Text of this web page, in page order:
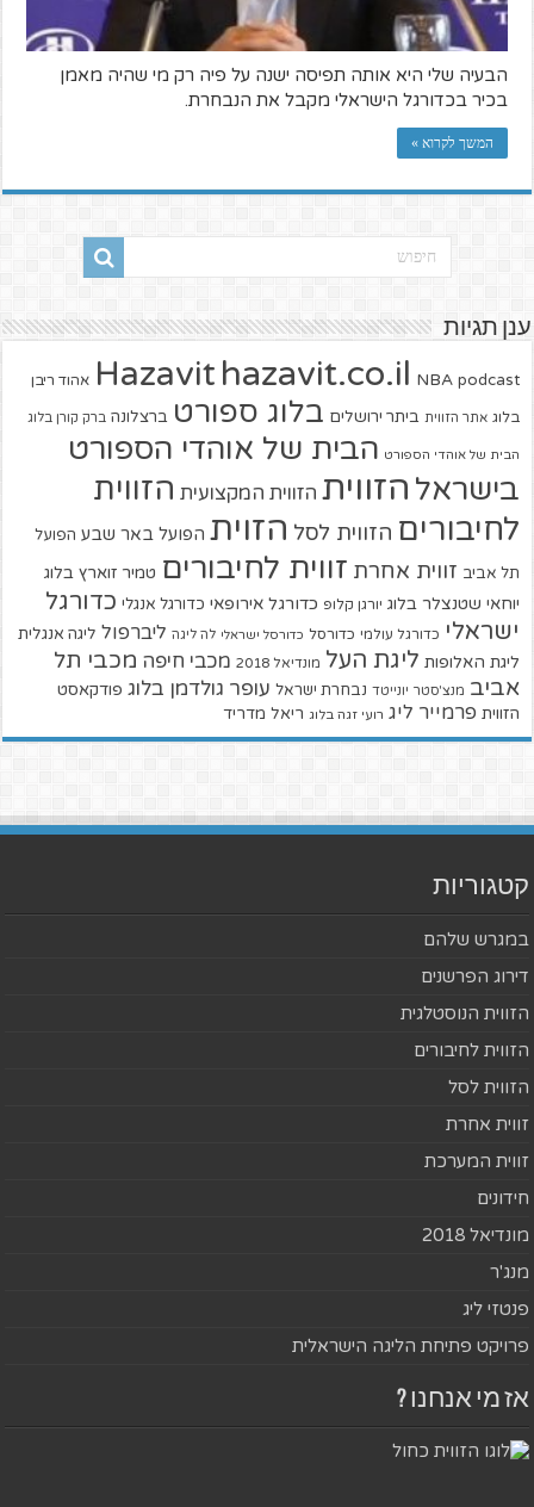
הבעיה שלי היא אותה תפיסה ישנה על פיה רק מי שהיה מאמן
בכיר בכדורגל הישראלי מקבל את הנבחרת.
המשך לקרוא »
ענן תגיות
Hazavit hazavit.co.il NBA podcast אהוד ריבן
בלוג אתר הזווית ביתר ירושלים בלוג ספורט ברצלונה ברק קורן בלוג
הבית של אוהדי הספורט הבית של אוהדי הספורט
בישראל הזווית הזווית המקצועית הזווית
לחיבורים הזווית לסל הזוית הפועל באר שבע הפועל
תל אביב זווית אחרת זווית לחיבורים טמיר זוארץ בלוג
יוחאי שטנצלר בלוג יורגן קלופ כדורגל אירופאי כדורגל אנגלי כדורגל
ישראלי כדורגל עולמי כדורסל כדורסל ישראלי לה ליגה ליברפול ליגה אנגלית
ליגת האלופות ליגת העל מונדיאל 2018 מכבי חיפה מכבי תל
אביב מנצ'סטר יונייטד נבחרת ישראל עופר גולדמן בלוג פודקאסט
הזווית פרמייר ליג רועי זגה בלוג ריאל מדריד
קטגוריות
במגרש שלהם
דירוג הפרשנים
הזווית הנוסטלגית
הזווית לחיבורים
הזווית לסל
זווית אחרת
זווית המערכת
חידונים
מונדיאל 2018
מנג'ר
פנטזי ליג
פרויקט פתיחת הליגה הישראלית
אז מי אנחנו ?